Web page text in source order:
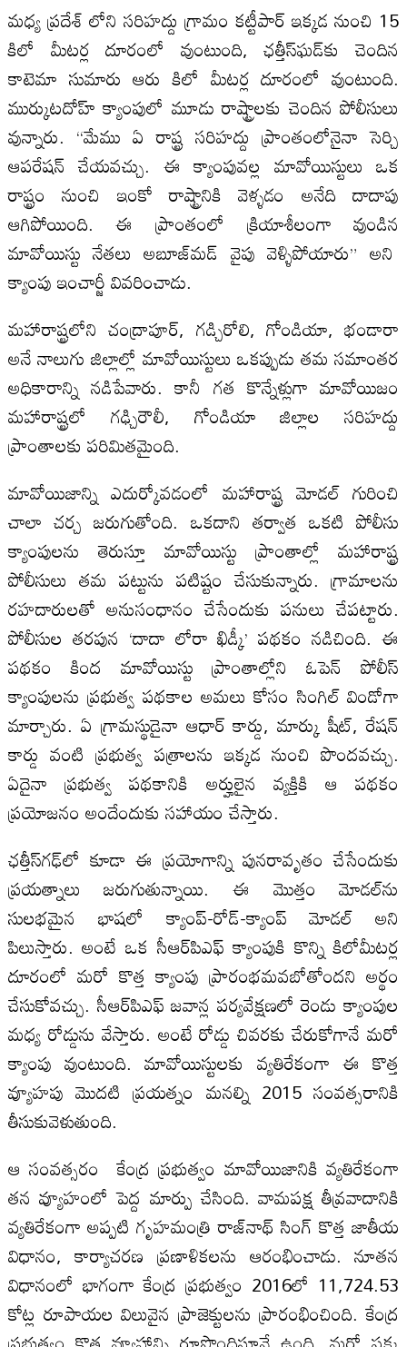
మధ్య ప్రదేశ్ లోని సరిహద్దు గ్రామం కట్టీపార్ ఇక్కడ నుంచి 15
కిలో మీటర్ల దూరంలో వుంటుంది, ఛత్తీస్‌ఘడ్‌కు చెందిన
కాటెమా సుమారు ఆరు కిలో మీటర్ల దూరంలో వుంటుంది.
ముర్కుటదోహ్ క్యాంపులో మూడు రాష్ట్రాలకు చెందిన పోలీసులు
వున్నారు. “మేము ఏ రాష్ట్ర సరిహద్దు ప్రాంతంలోనైనా సెర్చి
ఆపరేషన్ చేయవచ్చు. ఈ క్యాంపువల్ల మావోయిస్టులు ఒక
రాష్ట్రం నుంచి ఇంకో రాష్ట్రానికి వెళ్ళడం అనేది దాదాపు
ఆగిపోయింది. ఈ ప్రాంతంలో క్రియాశీలంగా వుండిన
మావోయిస్టు నేతలు అబూజ్‌మడ్ వైపు వెళ్ళిపోయారు” అని
క్యాంపు ఇంచార్జీ వివరించాడు.
మహారాష్ట్రలోని చంద్రాపూర్, గడ్చిరోలి, గోండియా, భండారా
అనే నాలుగు జిల్లాల్లో మావోయిస్టులు ఒకప్పుడు తమ సమాంతర
అధికారాన్ని నడిపేవారు. కానీ గత కొన్నేళ్లుగా మావోయిజం
మహారాష్ట్రలో గఢ్చిరౌలీ, గోండియా జిల్లాల సరిహద్దు
ప్రాంతాలకు పరిమితమైంది.
మావోయిజాన్ని ఎదుర్కోవడంలో మహారాష్ట్ర మోడల్ గురించి
చాలా చర్చ జరుగుతోంది. ఒకదాని తర్వాత ఒకటి పోలీసు
క్యాంపులను తెరుస్తూ మావోయిస్టు ప్రాంతాల్లో మహారాష్ట్ర
పోలీసులు తమ పట్టును పటిష్టం చేసుకున్నారు. గ్రామాలను
రహదారులతో అనుసంధానం చేసేందుకు పనులు చేపట్టారు.
పోలీసుల తరపున ‘దాదా లోరా ఖిడ్కీ’ పథకం నడిచింది. ఈ
పథకం కింద మావోయిస్టు ప్రాంతాల్లోని ఓపెన్ పోలీస్
క్యాంపులను ప్రభుత్వ పథకాల అమలు కోసం సింగిల్ విండోగా
మార్చారు. ఏ గ్రామస్థుడైనా ఆధార్ కార్డు, మార్కు షీట్, రేషన్
కార్డు వంటి ప్రభుత్వ పత్రాలను ఇక్కడ నుంచి పొందవచ్చు.
ఏదైనా ప్రభుత్వ పథకానికి అర్హులైన వ్యక్తికి ఆ పథకం
ప్రయోజనం అందేందుకు సహాయం చేస్తారు.
ఛత్తీస్‌గఢ్‌లో కూడా ఈ ప్రయోగాన్ని పునరావృతం చేసేందుకు
ప్రయత్నాలు జరుగుతున్నాయి. ఈ మొత్తం మోడల్‌ను
సులభమైన భాషలో క్యాంప్-రోడ్-క్యాంప్ మోడల్ అని
పిలుస్తారు. అంటే ఒక సీఆర్‌పిఎఫ్ క్యాంపుకి కొన్ని కిలోమీటర్ల
దూరంలో మరో కొత్త క్యాంపు ప్రారంభమవబోతోందని అర్థం
చేసుకోవచ్చు. సీఆర్‌పిఎఫ్ జవాన్ల పర్యవేక్షణలో రెండు క్యాంపుల
మధ్య రోడ్డును వేస్తారు. అంటే రోడ్డు చివరకు చేరుకోగానే మరో
క్యాంపు వుంటుంది. మావోయిస్టులకు వ్యతిరేకంగా ఈ కొత్త
వ్యూహపు మొదటి ప్రయత్నం మనల్ని 2015 సంవత్సరానికి
తీసుకువెళుతుంది.
ఆ సంవత్సరం కేంద్ర ప్రభుత్వం మావోయిజానికి వ్యతిరేకంగా
తన వ్యూహంలో పెద్ద మార్పు చేసింది. వామపక్ష తీవ్రవాదానికి
వ్యతిరేకంగా అప్పటి గృహమంత్రి రాజ్‌నాథ్ సింగ్ కొత్త జాతీయ
విధానం, కార్యాచరణ ప్రణాళికలను ఆరంభించాడు. నూతన
విధానంలో భాగంగా కేంద్ర ప్రభుత్వం 2016లో 11,724.53
కోట్ల రూపాయల విలువైన ప్రాజెక్టులను ప్రారంభించింది. కేంద్ర